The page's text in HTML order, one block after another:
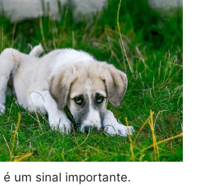
é um sinal importante.